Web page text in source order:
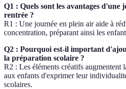
Q1 : Quels sont les avantages d'une
rentrée ?
R1 : Une journée en plein air aide à
concentration, préparant ainsi les
Q2 : Pourquoi est-il important
la préparation scolaire ?
R2 : Les éléments créatifs augmentent
aux enfants d'exprimer leur
scolaires.